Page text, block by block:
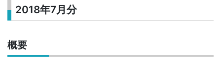
2018年7月分
概要